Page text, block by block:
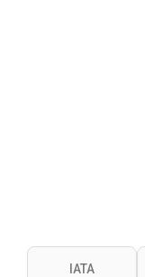
IATA